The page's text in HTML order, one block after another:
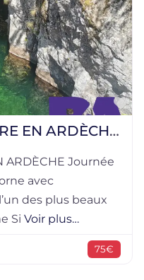
DÉCOUVERTE EN
inoubliable
souhaitez découvrir